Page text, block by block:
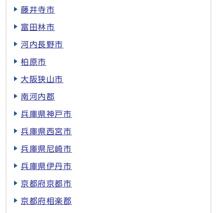
藤井寺市
富田林市
河内長野市
柏原市
大阪狭山市
南河内郡
兵庫県神戸市
兵庫県西宮市
兵庫県尼崎市
兵庫県伊丹市
京都府京都市
京都府相楽郡